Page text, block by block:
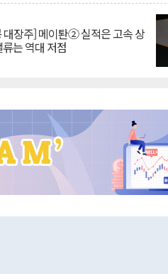
대장주] 메이퇀② 실적은 고속 상
류는 역대 저점